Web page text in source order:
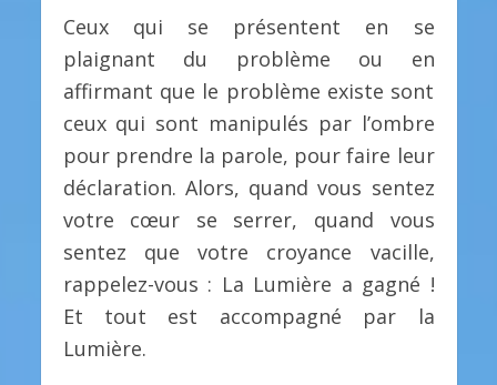
Ceux qui se présentent en se
plaignant du problème ou en
affirmant que le problème existe sont
ceux qui sont manipulés par l’ombre
pour prendre la parole, pour faire leur
déclaration. Alors, quand vous sentez
votre cœur se serrer, quand vous
sentez que votre croyance vacille,
rappelez-vous : La Lumière a gagné !
Et tout est accompagné par la
Lumière.